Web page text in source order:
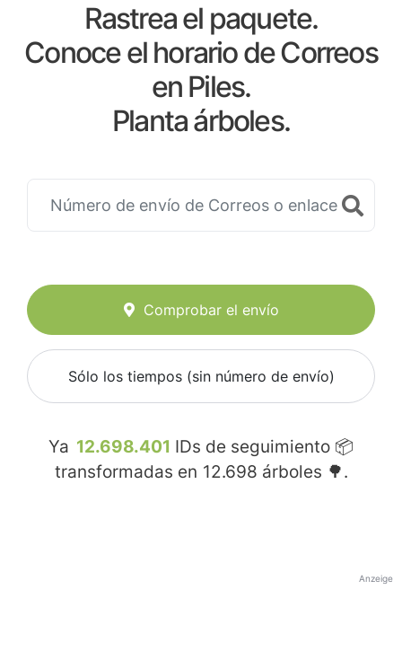
Rastrea el paquete.
Conoce el horario de Correos
en Piles.
Planta árboles.
Comprobar el envío
Sólo los tiempos (sin número de envío)
Ya 12.698.401 IDs de seguimiento 📦
transformadas en 12.698 árboles 🌳.
Anzeige